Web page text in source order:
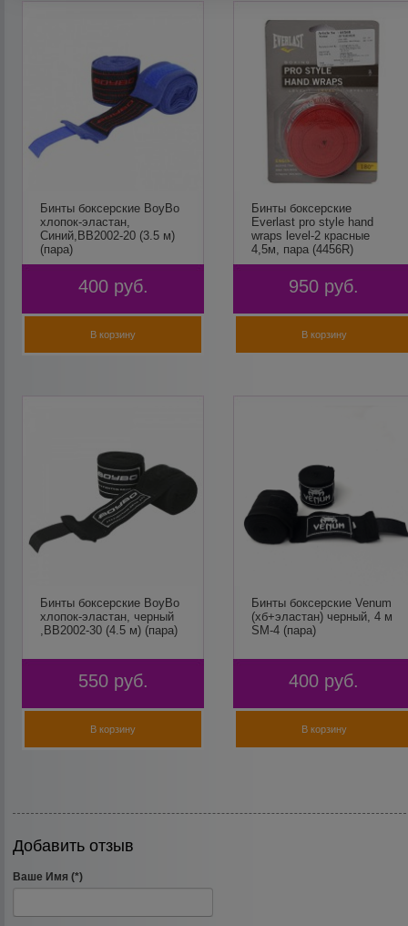
Бинты боксерские BoyBo
хлопок-эластан,
Синий,BB2002-20 (3.5 м)
(пара)
400 руб.
В корзину
Бинты боксерские
Everlast pro style hand
wraps level-2 красные
4,5м, пара (4456R)
950 руб.
В корзину
Бинты боксерские BoyBo
хлопок-эластан, черный
,BB2002-30 (4.5 м) (пара)
550 руб.
В корзину
Бинты боксерские Venum
(хб+эластан) черный, 4 м
SM-4 (пара)
400 руб.
В корзину
Добавить отзыв
Ваше Имя (*)